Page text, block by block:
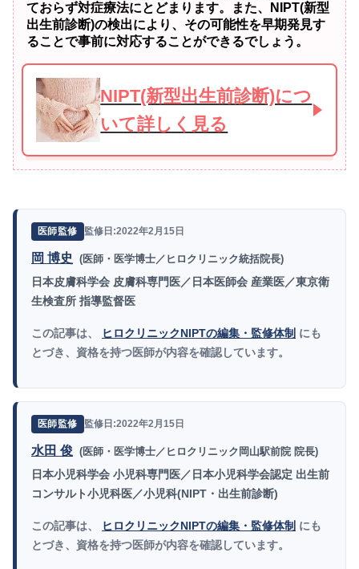
ておらず対症療法にとどまります。また、NIPT(新型
出生前診断)の検出により、その可能性を早期発見す
ることで事前に対応することができるでしょう。
NIPT(新型出生前診断)につ
いて詳しく見る
医師監修 監修日:2022年2月15日
岡 博史 (医師・医学博士／ヒロクリニック統括院長)
日本皮膚科学会 皮膚科専門医／日本医師会 産業医／東京衛
生検査所 指導監督医
この記事は、 ヒロクリニックNIPTの編集・監修体制 にも
とづき、資格を持つ医師が内容を確認しています。
医師監修 監修日:2022年2月15日
水田 俊 (医師・医学博士／ヒロクリニック岡山駅前院 院長)
日本小児科学会 小児科専門医／日本小児科学会認定 出生前
コンサルト小児科医／小児科(NIPT・出生前診断)
この記事は、 ヒロクリニックNIPTの編集・監修体制 にも
とづき、資格を持つ医師が内容を確認しています。